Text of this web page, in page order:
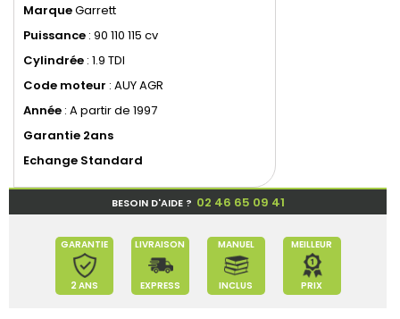
MarqueGarrett
Puissance : 90 110 115 cv
Cylindrée : 1.9 TDI
Code moteur : AUY AGR
Année : A partir de 1997
Garantie 2ans
Echange Standard
BESOIN D'AIDE ? 02 46 65 09 41
GARANTIE
2 ANS
LIVRAISON
EXPRESS
MANUEL
INCLUS
MEILLEUR
PRIX